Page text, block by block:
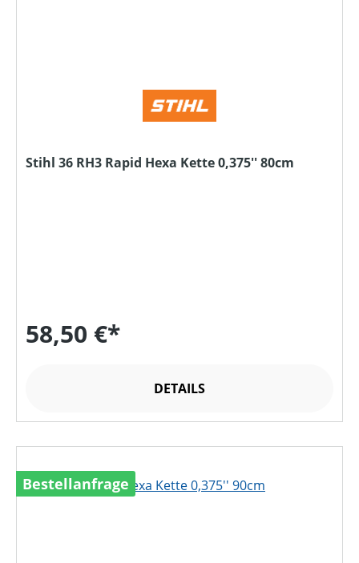
Stihl 36 RH3 Rapid Hexa Kette 0,375'' 80cm
58,50 €*
DETAILS
Bestellanfrage